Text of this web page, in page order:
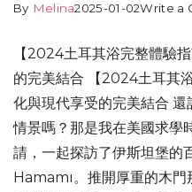
By Melina2025-01-02Write a
【2024土耳其浴完整體驗
的完美結合 【2024土耳其
化與現代享受的完美結合
情景嗎？那是我在美國求學
請，一起探訪了伊斯坦堡
Hamamı。推開厚重的木